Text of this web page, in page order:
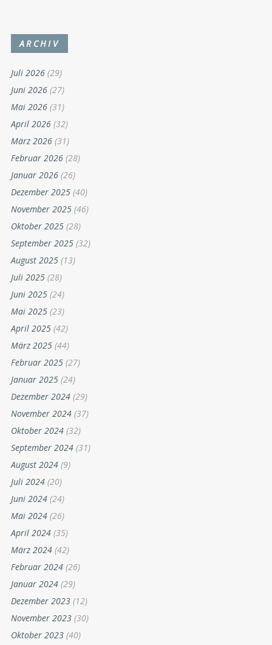
ARCHIV
Juli 2026 (29)
Juni 2026 (27)
Mai 2026 (31)
April 2026 (32)
März 2026 (31)
Februar 2026 (28)
Januar 2026 (26)
Dezember 2025 (40)
November 2025 (46)
Oktober 2025 (28)
September 2025 (32)
August 2025 (13)
Juli 2025 (28)
Juni 2025 (24)
Mai 2025 (23)
April 2025 (42)
März 2025 (44)
Februar 2025 (27)
Januar 2025 (24)
Dezember 2024 (29)
November 2024 (37)
Oktober 2024 (32)
September 2024 (31)
August 2024 (9)
Juli 2024 (20)
Juni 2024 (24)
Mai 2024 (26)
April 2024 (35)
März 2024 (42)
Februar 2024 (26)
Januar 2024 (29)
Dezember 2023 (12)
November 2023 (30)
Oktober 2023 (40)